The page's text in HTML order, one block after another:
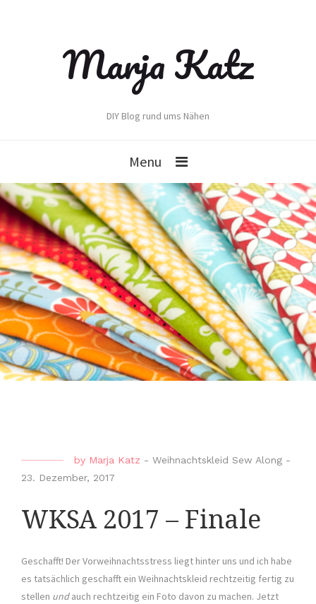
Marja Katz
DIY Blog rund ums Nähen
Menu
by Marja Katz - Weihnachtskleid Sew Along -
23. Dezember, 2017
WKSA 2017 – Finale
Geschafft! Der Vorweihnachtsstress liegt hinter uns und ich habe
es tatsächlich geschafft ein Weihnachtskleid rechtzeitig fertig zu
stellen undauch rechtzeitig ein Foto davon zu machen. Jetzt